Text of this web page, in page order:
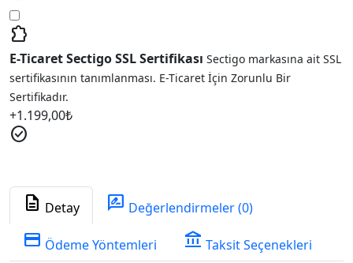
extension
E-Ticaret Sectigo SSL Sertifikası Sectigo markasına ait SSL
sertifikasının tanımlanması. E-Ticaret İçin Zorunlu Bir
Sertifikadır.
+1.199,00₺
check_circle
description Detay rate_review Değerlendirmeler (0)
credit_card Ödeme Yöntemleri account_balance Taksit Seçenekleri